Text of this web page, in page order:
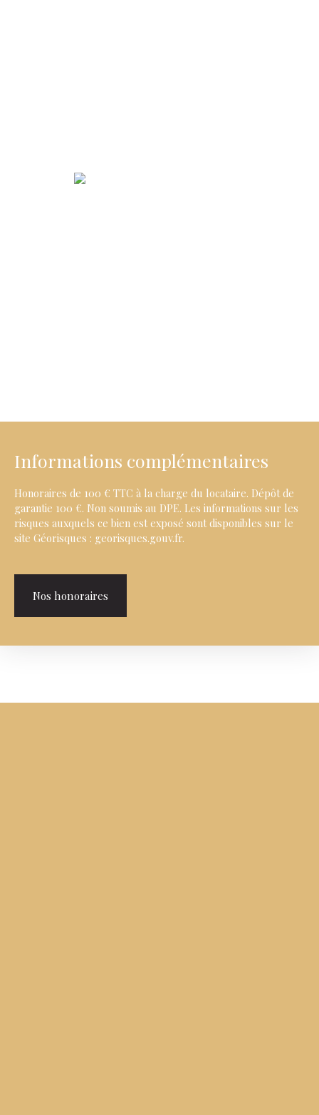
Informations complémentaires
Honoraires de 100 € TTC à la charge du locataire. Dépôt de
garantie 100 €. Non soumis au DPE. Les informations sur les
risques auxquels ce bien est exposé sont disponibles sur le
site Géorisques : georisques.gouv.fr.
Nos honoraires